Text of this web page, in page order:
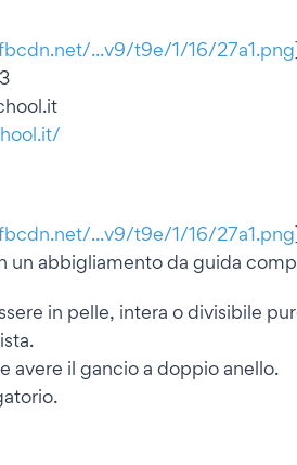
...v9/t9e/1/16/27a1.png
...v9/t9e/1/16/27a1.png
un abbigliamento da guida
in pelle, intera o divisibile
avere il gancio a doppio anello.